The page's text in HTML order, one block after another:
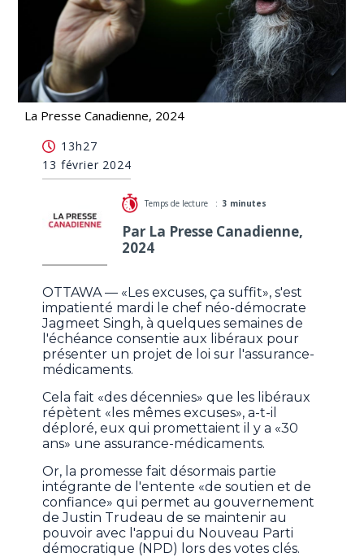
La Presse Canadienne, 2024
dit Singh aux libéraux
13h27
13 février 2024
Temps de lecture :3 minutes
Par La Presse Canadienne,
2024
OTTAWA — «Les excuses, ça suffit», s'est
impatienté mardi le chef néo-démocrate
Jagmeet Singh, à quelques semaines de
l'échéance consentie aux libéraux pour
présenter un projet de loi sur l'assurance-
médicaments.
Cela fait «des décennies» que les libéraux
répètent «les mêmes excuses», a-t-il
déploré, eux qui promettaient il y a «30
ans» une assurance-médicaments.
Or, la promesse fait désormais partie
intégrante de l'entente «de soutien et de
confiance» qui permet au gouvernement
de Justin Trudeau de se maintenir au
pouvoir avec l'appui du Nouveau Parti
démocratique (NPD) lors des votes clés.